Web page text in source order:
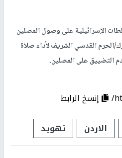
الإسرائيلية على وصول المصلين
الحرم القدسي الشريف لأداء صلاة
التضييق على المصلين.
إنسخ الرابط
الاردن تهويد